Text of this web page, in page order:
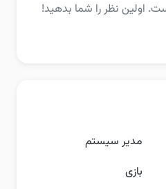
اولین نظر را شما بدهید!
مدیر سیستم
بازی